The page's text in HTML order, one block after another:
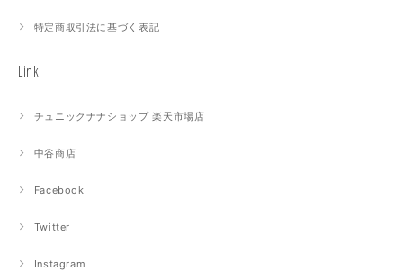
特定商取引法に基づく表記
Link
チュニックナナショップ 楽天市場店
中谷商店
Facebook
Twitter
Instagram